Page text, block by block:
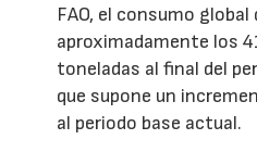
FAO, el consumo
aproximadamente los
toneladas al final del
que supone un
al periodo base actual.